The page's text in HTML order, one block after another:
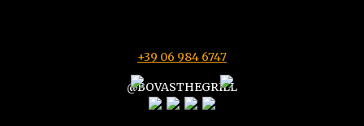
+39 06 984 6747
@BOVASTHEGRILL